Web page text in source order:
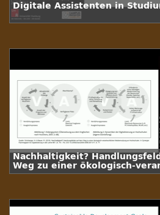
Digitale Assistenten in
Nachhaltigkeit?
Weg zu einer ökologisch-
Mediennutzung an